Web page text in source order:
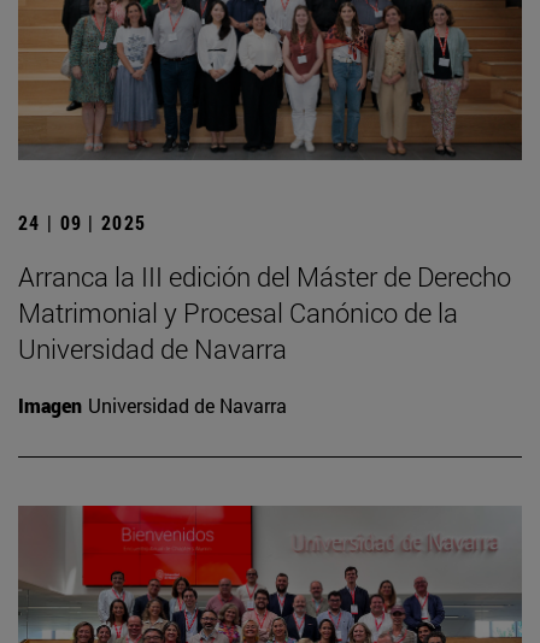
24 | 09 | 2025
Arranca la III edición del Máster de Derecho
Matrimonial y Procesal Canónico de la
Universidad de Navarra
Imagen Universidad de Navarra